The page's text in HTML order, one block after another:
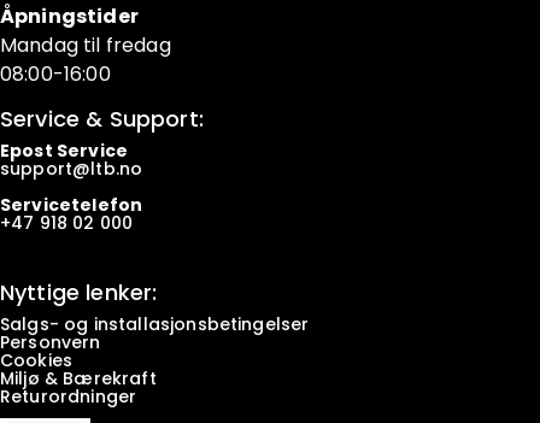
Åpningstider
Mandag til fredag
08:00-16:00
Service & Support:
Epost Service
support@ltb.no
Servicetelefon
+47 918 02 000
Nyttige lenker:
Salgs- og installasjonsbetingelser
Personvern
Cookies
Miljø & Bærekraft
Returordninger